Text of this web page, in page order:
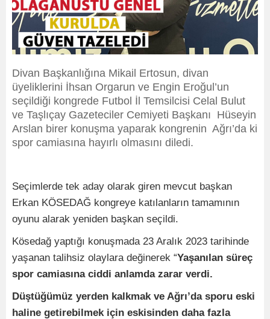
Divan Başkanlığına Mikail Ertosun, divan
üyeliklerini İhsan Orgarun ve Engin Eroğul’un
seçildiği kongrede Futbol İl Temsilcisi Celal Bulut
ve Taşlıçay Gazeteciler Cemiyeti Başkanı Hüseyin
Arslan birer konuşma yaparak kongrenin Ağrı’da ki
spor camiasına hayırlı olmasını diledi.
Seçimlerde tek aday olarak giren mevcut başkan
Erkan KÖSEDAĞ kongreye katılanların tamamının
oyunu alarak yeniden başkan seçildi.
Kösedağ yaptığı konuşmada 23 Aralık 2023 tarihinde
yaşanan talihsiz olaylara değinerek “Yaşanılan süreç
spor camiasına ciddi anlamda zarar verdi.
Düştüğümüz yerden kalkmak ve Ağrı’da sporu eski
haline getirebilmek için eskisinden daha fazla